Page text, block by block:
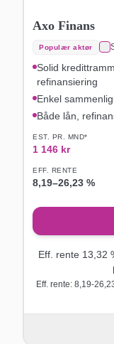
Axo Finans
Populær aktør
Solid
refinansiering
Enkel
Både lån,
EST. PR. MND*
1 146 kr
EFF. RENTE
8,19–26,23 %
Eff. rente 13,32
Eff. rente: 8,19-